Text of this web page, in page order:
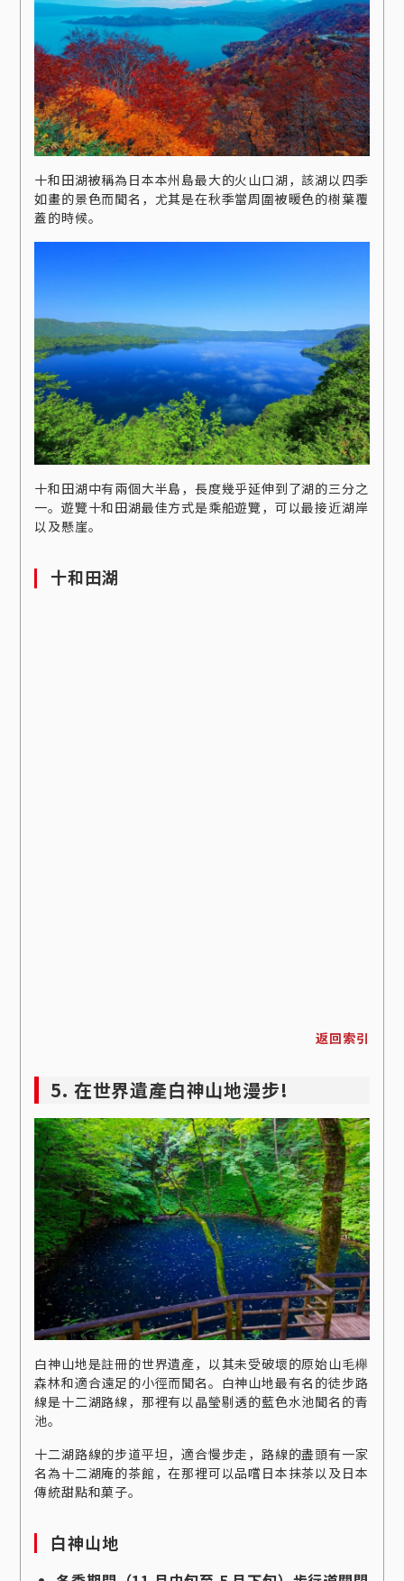
十和田湖被稱為日本本州島最大的火山口湖，該湖以四季
如畫的景色而聞名，尤其是在秋季當周圍被暖色的樹葉覆
蓋的時候。
十和田湖中有兩個大半島，長度幾乎延伸到了湖的三分之
一。遊覽十和田湖最佳方式是乘船遊覽，可以最接近湖岸
以及懸崖。
十和田湖
返回索引
5. 在世界遺產白神山地漫步!
白神山地是註冊的世界遺產，以其未受破壞的原始山毛櫸
森林和適合遠足的小徑而聞名。白神山地最有名的徒步路
線是十二湖路線，那裡有以晶瑩剔透的藍色水池聞名的青
池。
十二湖路線的步道平坦，適合慢步走，路線的盡頭有一家
名為十二湖庵的茶館，在那裡可以品嚐日本抹茶以及日本
傳統甜點和菓子。
白神山地